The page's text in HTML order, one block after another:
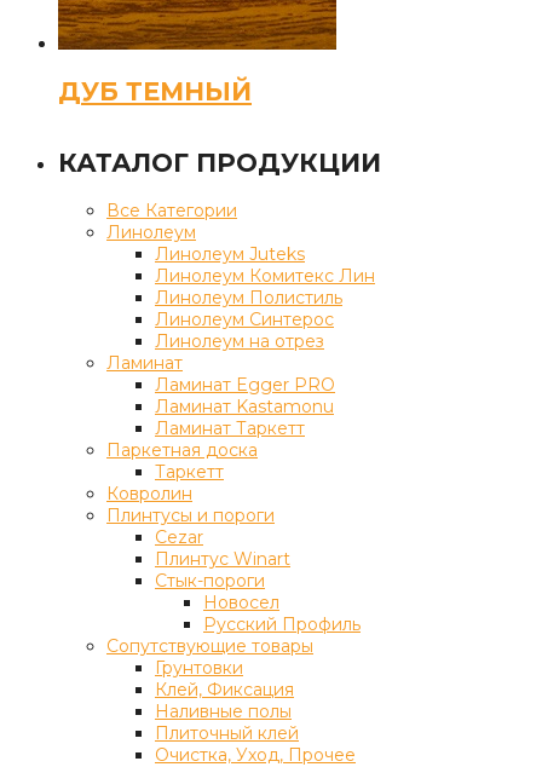
ДУБ ТЕМНЫЙ
КАТАЛОГ ПРОДУКЦИИ
Все Категории
Линолеум
Линолеум Juteks
Линолеум Комитекс Лин
Линолеум Полистиль
Линолеум Синтерос
Линолеум на отрез
Ламинат
Ламинат Egger PRO
Ламинат Kastamonu
Ламинат Таркетт
Паркетная доска
Таркетт
Ковролин
Плинтусы и пороги
Cezar
Плинтус Winart
Стык-пороги
Новосел
Русский Профиль
Сопутствующие товары
Грунтовки
Клей, Фиксация
Наливные полы
Плиточный клей
Очистка, Уход, Прочее